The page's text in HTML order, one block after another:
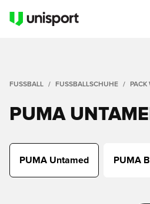
FUSSBALL FUSSBALLSCHUHE PACK
PUMA
PUMA Untamed PUMA